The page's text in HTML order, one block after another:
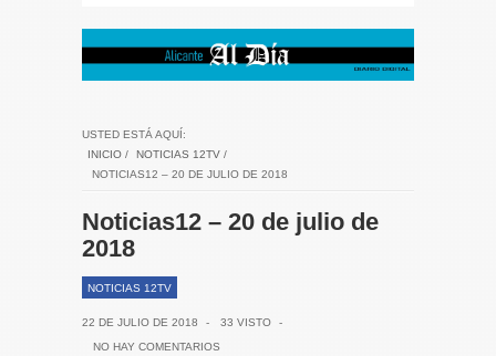
USTED ESTÁ AQUÍ:
INICIO / NOTICIAS 12TV /
NOTICIAS12 – 20 DE JULIO DE 2018
Noticias12 – 20 de julio de
2018
NOTICIAS 12TV
22 DE JULIO DE 2018 - 33 VISTO
-
NO HAY COMENTARIOS